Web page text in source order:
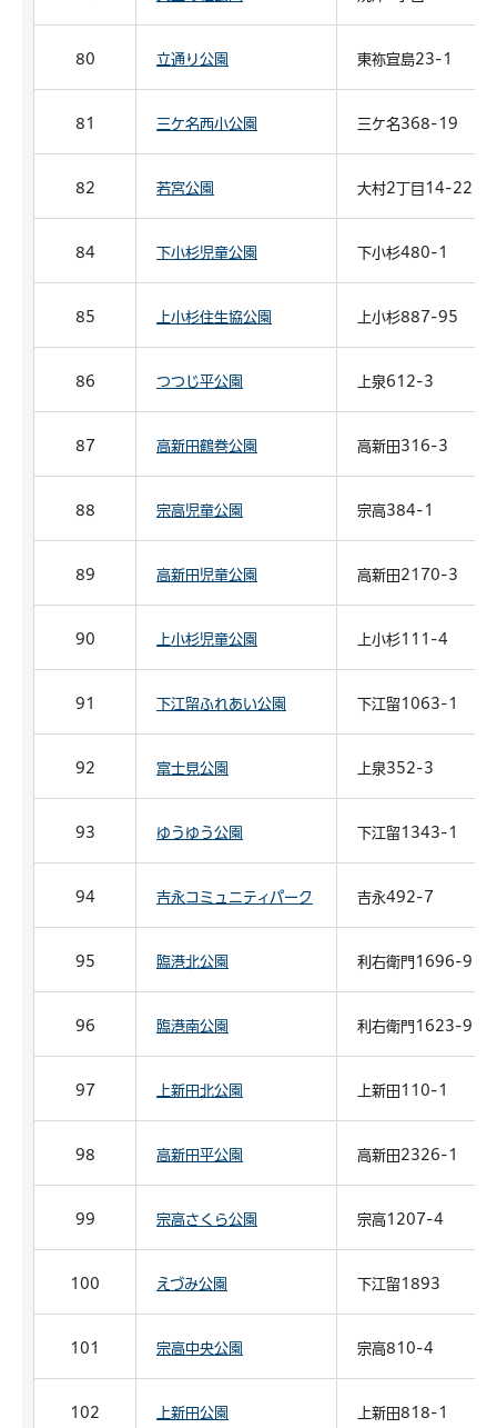
80 立通り公園 東祢宜島23-1
81 三ケ名西小公園 三ケ名368-19
82 若宮公園 大村2丁目14-22
84 下小杉児童公園 下小杉480-1
85 上小杉住生協公園 上小杉887-95
86 つつじ平公園 上泉612-3
87 高新田鶴巻公園 高新田316-3
88 宗高児童公園 宗高384-1
89 高新田児童公園 高新田2170-3
90 上小杉児童公園 上小杉111-4
91 下江留ふれあい公園 下江留1063-1
92 富士見公園 上泉352-3
93 ゆうゆう公園 下江留1343-1
94 吉永コミュニティパーク 吉永492-7
95 臨港北公園 利右衛門1696-9
96 臨港南公園 利右衛門1623-9
97 上新田北公園 上新田110-1
98 高新田平公園 高新田2326-1
99 宗高さくら公園 宗高1207-4
100 えづみ公園 下江留1893
101 宗高中央公園 宗高810-4
102 上新田公園 上新田818-1